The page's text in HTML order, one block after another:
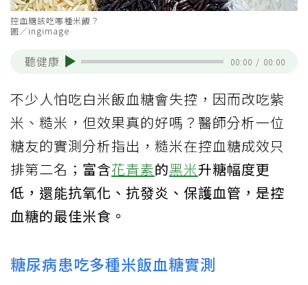
控血糖該吃哪種米飯？
圖／ingimage
聽健康 00:00 / 00:00
不少人怕吃白米飯血糖會失控，因而改吃紫
米、糙米，但效果真的好嗎？醫師分析一位
糖友的實測分析指出，糙米在控血糖成效只
排第二名； 富含花青素的黑米升糖幅度更
低，還能抗氧化、抗發炎、保護血管，是控
血糖的最佳米食。
糖尿病患吃多種米飯血糖實測